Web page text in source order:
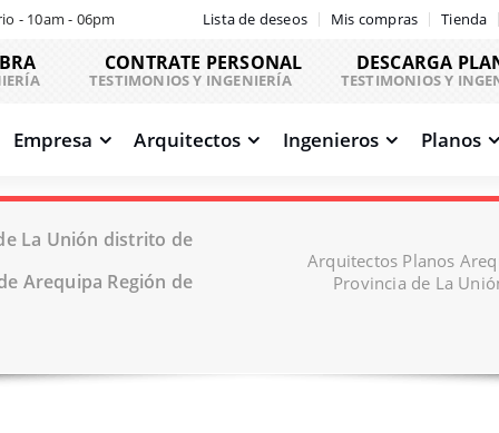
- 10am - 06pm Lista de deseos Mis compras Tienda
CONTRATE PERSONAL
TESTIMONIOS Y INGENIERÍA
DESCARGA
TESTIMONIOS Y
Empresa Arquitectos Ingenieros Planos
La Unión distrito de
Arequipa Región de
Arquitectos Planos
Provincia de La